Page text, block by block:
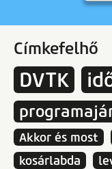
Címkefelhő
DVTK
Akkor és most
kosárlabda